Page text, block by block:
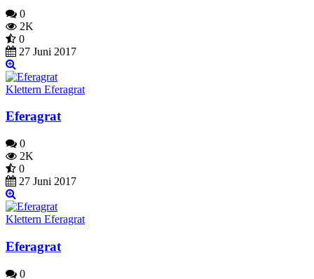
0
2K
0
27 Juni 2017
Klettern Eferagrat
Eferagrat
0
2K
0
27 Juni 2017
Klettern Eferagrat
Eferagrat
0